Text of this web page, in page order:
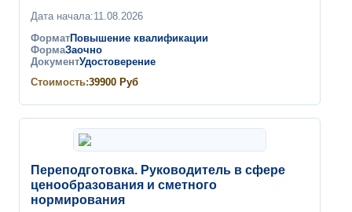
Дата начала:11.08.2026
ФорматПовышение квалификации
ФормаЗаочно
ДокументУдостоверение
Стоимость:39900 Руб
Переподготовка. Руководитель в сфере
ценообразования и сметного
нормирования